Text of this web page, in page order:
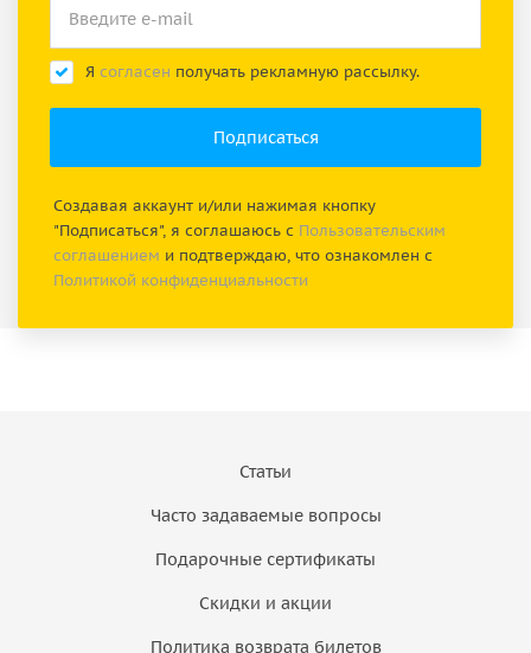
Я согласен получать рекламную рассылку.
Создавая аккаунт и/или нажимая кнопку
"Подписаться", я соглашаюсь с Пользовательским
соглашением и подтверждаю, что ознакомлен с
Политикой конфиденциальности
Статьи
Часто задаваемые вопросы
Подарочные сертификаты
Скидки и акции
Политика возврата билетов